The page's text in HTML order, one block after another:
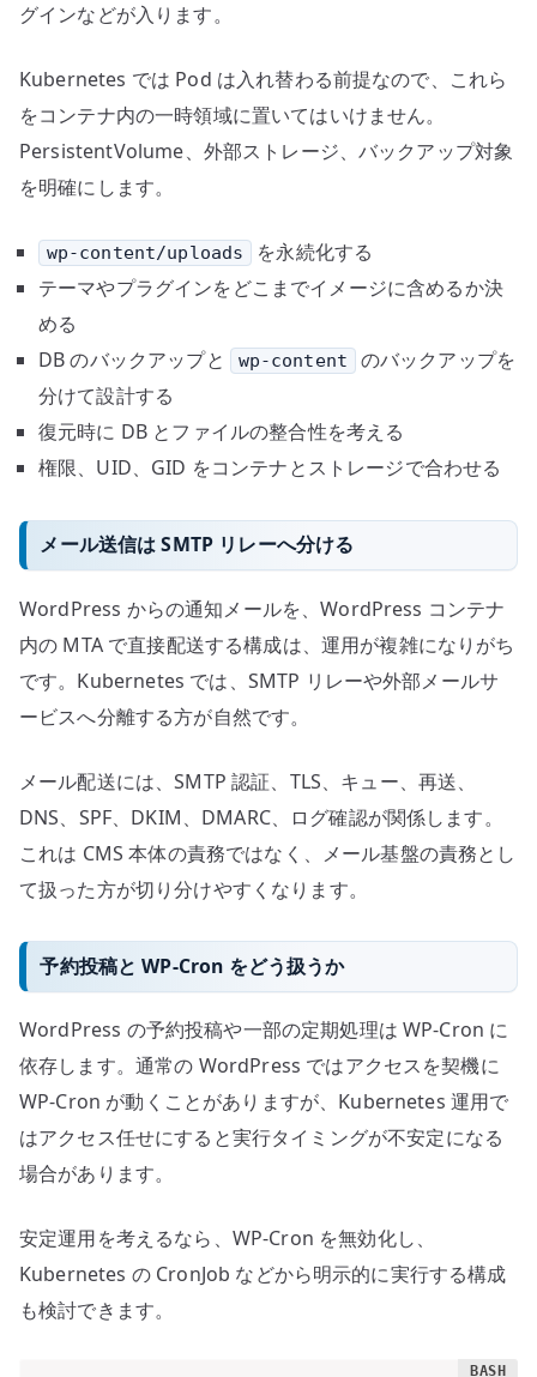
グインなどが入ります。
Kubernetes では Pod は入れ替わる前提なので、これら
をコンテナ内の一時領域に置いてはいけません。
PersistentVolume、外部ストレージ、バックアップ対象
を明確にします。
wp-content/uploads
を永続化する
テーマやプラグインをどこまでイメージに含めるか決
める
DB のバックアップと
wp-content
のバックアップを
分けて設計する
復元時に DB とファイルの整合性を考える
権限、UID、GID をコンテナとストレージで合わせる
メール送信は SMTP リレーへ分ける
WordPress からの通知メールを、WordPress コンテナ
内の MTA で直接配送する構成は、運用が複雑になりがち
です。Kubernetes では、SMTP リレーや外部メールサ
ービスへ分離する方が自然です。
メール配送には、SMTP 認証、TLS、キュー、再送、
DNS、SPF、DKIM、DMARC、ログ確認が関係します。
これは CMS 本体の責務ではなく、メール基盤の責務とし
て扱った方が切り分けやすくなります。
予約投稿と WP-Cron をどう扱うか
WordPress の予約投稿や一部の定期処理は WP-Cron に
依存します。通常の WordPress ではアクセスを契機に
WP-Cron が動くことがありますが、Kubernetes 運用で
はアクセス任せにすると実行タイミングが不安定になる
場合があります。
安定運用を考えるなら、WP-Cron を無効化し、
Kubernetes の CronJob などから明示的に実行する構成
も検討できます。